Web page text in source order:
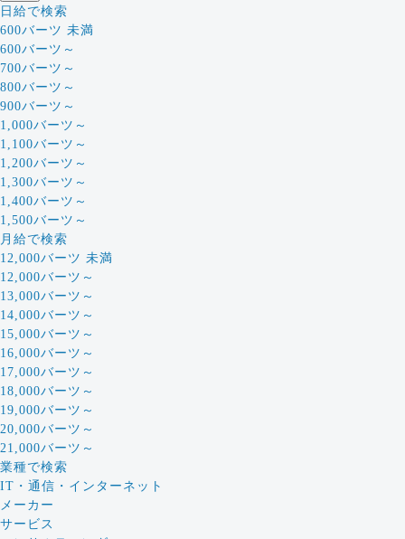
日給で検索
600バーツ 未満
600バーツ～
700バーツ～
800バーツ～
900バーツ～
1,000バーツ～
1,100バーツ～
1,200バーツ～
1,300バーツ～
1,400バーツ～
1,500バーツ～
月給で検索
12,000バーツ 未満
12,000バーツ～
13,000バーツ～
14,000バーツ～
15,000バーツ～
16,000バーツ～
17,000バーツ～
18,000バーツ～
19,000バーツ～
20,000バーツ～
21,000バーツ～
業種で検索
IT・通信・インターネット
メーカー
サービス